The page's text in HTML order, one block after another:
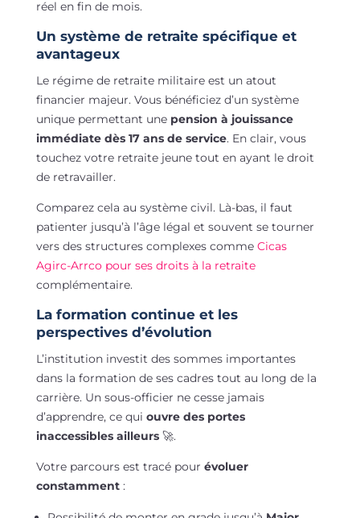
réel en fin de mois.
Un système de retraite spécifique et
avantageux
Le régime de retraite militaire est un atout
financier majeur. Vous bénéficiez d’un système
unique permettant une pension à jouissance
immédiate dès 17 ans de service. En clair, vous
touchez votre retraite jeune tout en ayant le droit
de retravailler.
Comparez cela au système civil. Là-bas, il faut
patienter jusqu’à l’âge légal et souvent se tourner
vers des structures complexes comme Cicas
Agirc-Arrco pour ses droits à la retraite
complémentaire.
La formation continue et les
perspectives d’évolution
L’institution investit des sommes importantes
dans la formation de ses cadres tout au long de la
carrière. Un sous-officier ne cesse jamais
d’apprendre, ce qui ouvre des portes
inaccessibles ailleurs🚀.
Votre parcours est tracé pour évoluer
constamment: